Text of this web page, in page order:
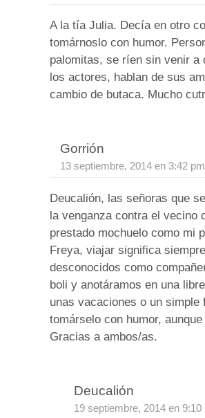
A la tía Julia. Decía en otro
tomárnoslo con humor.
palomitas, se ríen sin venir a
los actores, hablan de sus
cambio de butaca. Mucho
Gorrión
13 septiembre, 2014 en 3:42 pm
Deucalión, las señoras que
la venganza contra el vecino
prestado mochuelo como mi
Freya, viajar significa
desconocidos como
boli y anotáramos en una
unas vacaciones o un
tomárselo con humor,
Gracias a ambos/as.
Deucalión
19 septiembre, 2014 en 9:10